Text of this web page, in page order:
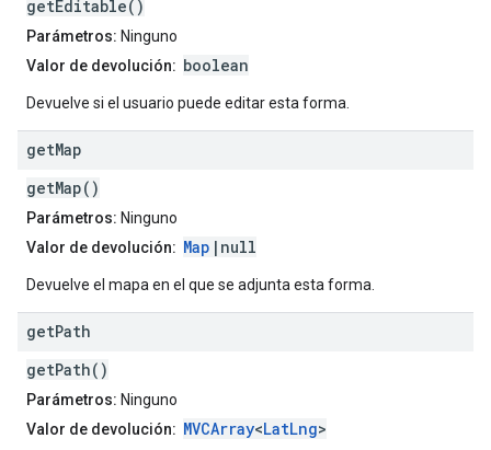
getEditable()
Parámetros: Ninguno
Valor de devolución: boolean
Devuelve si el usuario puede editar esta forma.
getMap
getMap()
Parámetros: Ninguno
Valor de devolución: Map |null
Devuelve el mapa en el que se adjunta esta forma.
getPath
getPath()
Parámetros: Ninguno
Valor de devolución: MVCArray<LatLng>